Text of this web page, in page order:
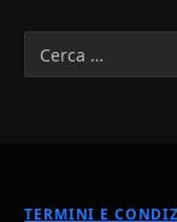
TERMINI E